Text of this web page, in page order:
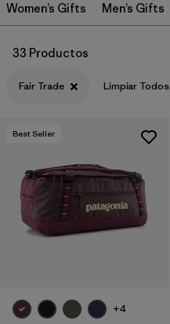
Filtrar por
Size
Filtrar por
Materials & Fabric
Filtrar por
Sport
Filtrar por
Price
Women’s Gifts Men’s Gifts
33 Productos
Fair Trade Limpiar Todos
Best Seller
+4